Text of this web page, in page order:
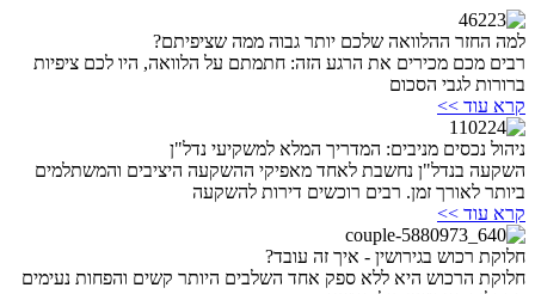
למה החזר ההלוואה שלכם יותר גבוה ממה שציפיתם?
רבים מכם מכירים את הרגע הזה: חתמתם על הלוואה, היו לכם ציפיות
ברורות לגבי הסכום
קרא עוד >>
ניהול נכסים מניבים: המדריך המלא למשקיעי נדל"ן
השקעה בנדל"ן נחשבת לאחד מאפיקי ההשקעה היציבים והמשתלמים
ביותר לאורך זמן. רבים רוכשים דירות להשקעה
קרא עוד >>
חלוקת רכוש בגירושין - איך זה עובד?
חלוקת הרכוש היא ללא ספק אחד השלבים היותר קשים והפחות נעימים